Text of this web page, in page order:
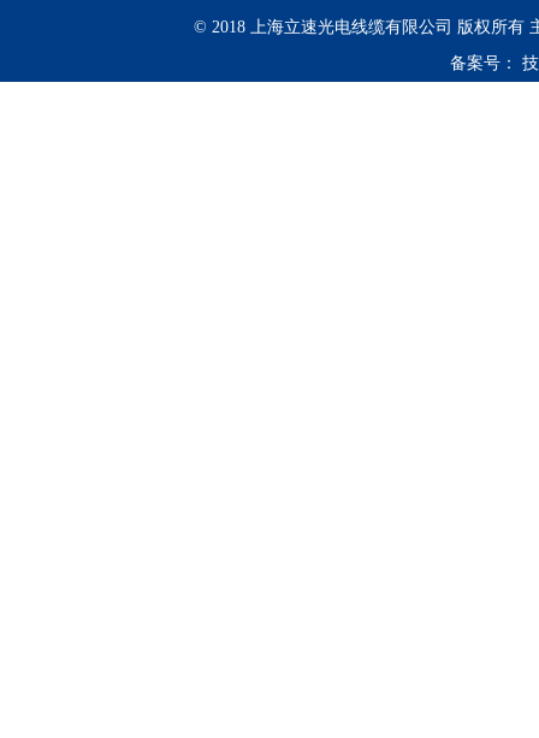
© 2018 上海立速光电线缆有限公司 版权所有
备案号：